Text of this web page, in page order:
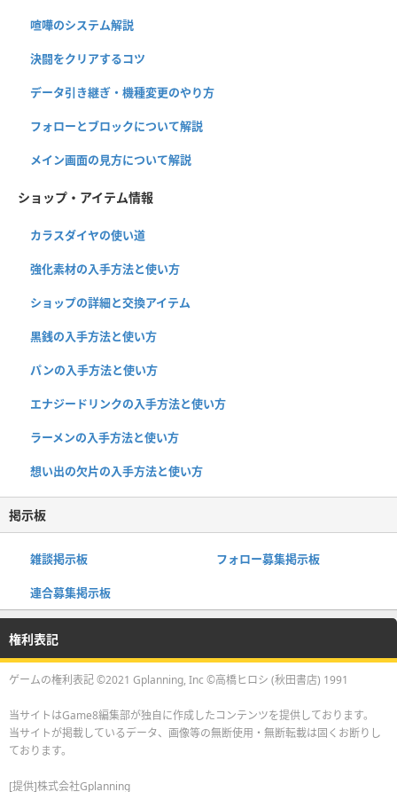
喧嘩のシステム解説
決闘をクリアするコツ
データ引き継ぎ・機種変更のやり方
フォローとブロックについて解説
メイン画面の見方について解説
ショップ・アイテム情報
カラスダイヤの使い道
強化素材の入手方法と使い方
ショップの詳細と交換アイテム
黒銭の入手方法と使い方
パンの入手方法と使い方
エナジードリンクの入手方法と使い方
ラーメンの入手方法と使い方
想い出の欠片の入手方法と使い方
掲示板
雑談掲示板 フォロー募集掲示板
連合募集掲示板
権利表記
ゲームの権利表記 ©2021 Gplanning, Inc ©高橋ヒロシ (秋田書店) 1991
当サイトはGame8編集部が独自に作成したコンテンツを提供しております。
当サイトが掲載しているデータ、画像等の無断使用・無断転載は固くお断りし
ております。
[提供]株式会社Gplanning